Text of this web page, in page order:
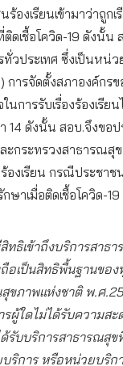
องเรียนเข้ามาว่าถูกเ
ดเชื้อโควิด-19 ดังนั้น
วประเทศ ซึ่งเป็นหน่
ารจัดตั้งสภาองค์กรข
นการรับเรื่องร้องเรีย
14 ดังนั้น สอบ.จึงขอป
กระทรวงสาธารณสุข
องเรียน กรณีประชาชน
ษาเมื่อติดเชื้อโควิด-19
ทธิเข้าถึงบริการสาธ
ถือเป็นสิทธิพื้นฐานขอ
ขภาพแห่งชาติ พ.ศ
ผู้ใดไม่ได้รับความส
รับบริการสาธารณสุ
ริการ หรือหน่วยบริกา